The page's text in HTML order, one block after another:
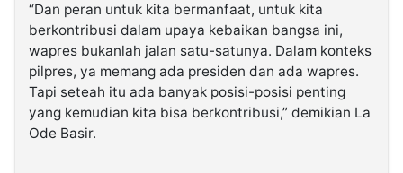
“Dan peran untuk kita bermanfaat, untuk kita
berkontribusi dalam upaya kebaikan bangsa ini,
wapres bukanlah jalan satu-satunya. Dalam konteks
pilpres, ya memang ada presiden dan ada wapres.
Tapi seteah itu ada banyak posisi-posisi penting
yang kemudian kita bisa berkontribusi,” demikian La
Ode Basir.